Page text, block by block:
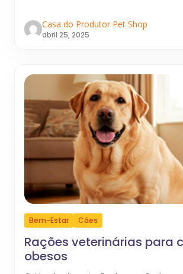
Casa do Produtor Pet Shop
abril 25, 2025
Bem-Estar Cães
Rações veterinárias para
obesos